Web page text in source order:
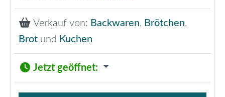
Verkauf von: Backwaren, Brötchen,
Brot und Kuchen
Jetzt geöffnet: